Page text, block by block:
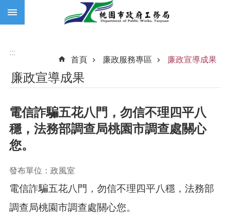
跳到主要內容區塊
:::
首頁
廉政服務專區 廉政宣導成果
廉政宣導成果
電信詐騙五花八門，勿信不理四平八
穩，法務部調查局桃園市調查處關心
您。
發布單位：政風室
電信詐騙五花八門，勿信不理四平八穩，法務部
調查局桃園市調查處關心您。